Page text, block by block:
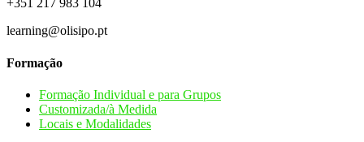
+351 217 983 104
learning@olisipo.pt
Formação
Formação Individual e para Grupos
Customizada/à Medida
Locais e Modalidades